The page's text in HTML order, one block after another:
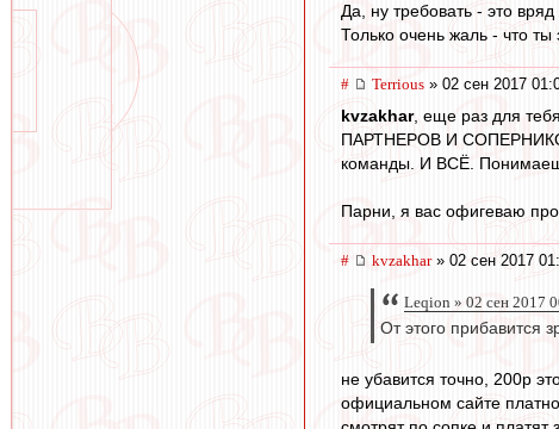
Да, ну требовать - это
Только очень жаль - что
# Terrious » 02 сен 2017
kvzakhar, еще раз для
ПАРТНЕРОВ И СОПЕРНИКОВ
команды. И ВСЁ.
Парни, я вас офигеваю
# kvzakhar» 02 сен 2017
Leqion » 02 сен 2017
От этого прибавится
не убавится точно, 200р
официальном сайте